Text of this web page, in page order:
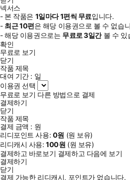
넥서스
- 본 작품은 1일마다1편씩 무료입니다.
- 최근10편은 해당 이용권으로 볼 수 없습
- 해당 이용권으로는 무료로3일간볼 수 있
확인
무료로 보기
닫기
작품 제목
대여 기간 : 일
이용권 선택
무료로 보기 다른 방법으로 결제
결제하기
닫기
작품 제목
결제 금액 : 원
리디포인트 사용: 0원 (원 보유)
리디캐시 사용:100원 (원 보유)
결제하고 바로보기 결제하고 다음에 보기
결제하기
닫기
결제 가능한 리디캐시, 포인트가 없습니다.